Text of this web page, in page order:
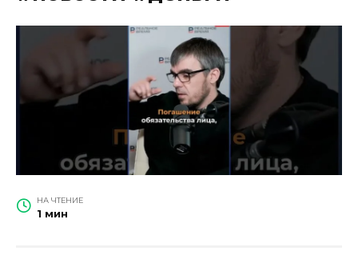
НА ЧТЕНИЕ
1 мин